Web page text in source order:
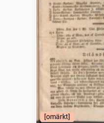
[omärkt]